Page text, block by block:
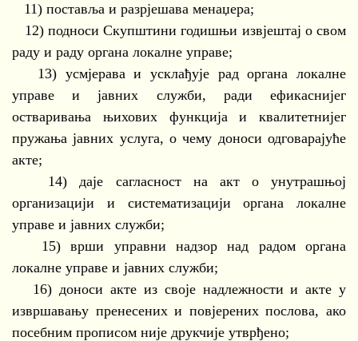
11) поставља и разрјешава менаџера;
12) подноси Скупштини годишњи извјештај о свом
раду и раду органа локалне управе;
13) усмјерава и усклађује рад органа локалне
управе и јавних служби, ради ефикаснијег
остваривања њихових функција и квалитетнијег
пружања јавних услуга, о чему доноси одговарајуће
акте;
14) даје сагласност на акт о унутрашњој
организацији и систематизацији органа локалне
управе и јавних служби;
15) врши управни надзор над радом органа
локалне управе и јавних служби;
16) доноси акте из своје надлежности и акте у
извршавању пренесених и повјерених послова, ако
посебним прописом није друкчије утврђено;